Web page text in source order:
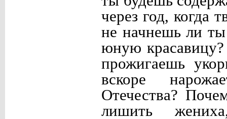
через год, когда
не начнешь ли ты
юную
прожигаешь
вскоре
Отечества?
лишить